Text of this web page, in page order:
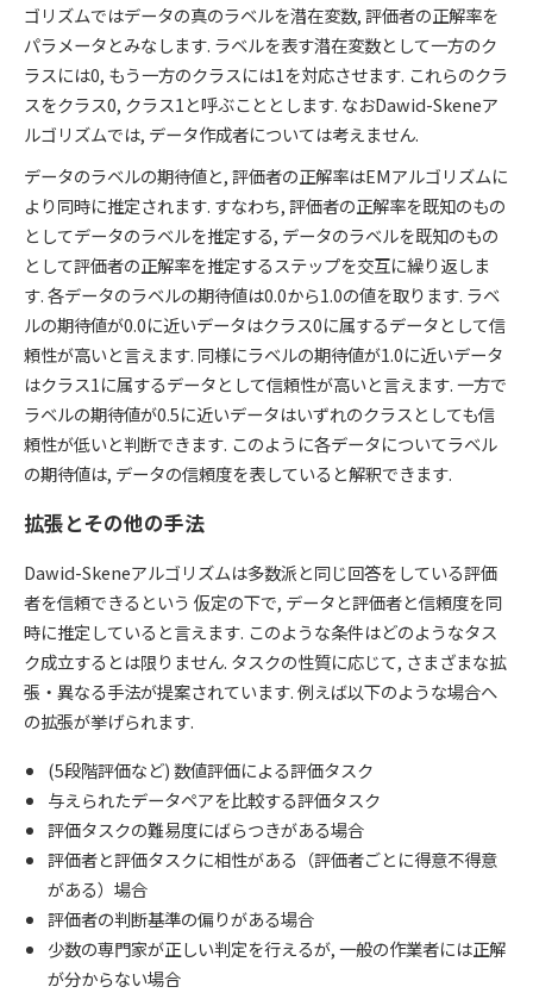
ゴリズムではデータの真のラベルを潜在変数, 評価者の正解率を
パラメータとみなします. ラベルを表す潜在変数として一方のク
ラスには0, もう一方のクラスには1を対応させます. これらのクラ
スをクラス0, クラス1と呼ぶこととします. なおDawid-Skeneア
ルゴリズムでは, データ作成者については考えません.
データのラベルの期待値と, 評価者の正解率はEMアルゴリズムに
より同時に推定されます. すなわち, 評価者の正解率を既知のもの
としてデータのラベルを推定する, データのラベルを既知のもの
として評価者の正解率を推定するステップを交互に繰り返しま
す. 各データのラベルの期待値は0.0から1.0の値を取ります. ラベ
ルの期待値が0.0に近いデータはクラス0に属するデータとして信
頼性が高いと言えます. 同様にラベルの期待値が1.0に近いデータ
はクラス1に属するデータとして信頼性が高いと言えます. 一方で
ラベルの期待値が0.5に近いデータはいずれのクラスとしても信
頼性が低いと判断できます. このように各データについてラベル
の期待値は, データの信頼度を表していると解釈できます.
拡張とその他の手法
Dawid-Skeneアルゴリズムは多数派と同じ回答をしている評価
者を信頼できるという 仮定の下で, データと評価者と信頼度を同
時に推定していると言えます. このような条件はどのようなタス
ク成立するとは限りません. タスクの性質に応じて, さまざまな拡
張・異なる手法が提案されています. 例えば以下のような場合へ
の拡張が挙げられます.
(5段階評価など) 数値評価による評価タスク
与えられたデータペアを比較する評価タスク
評価タスクの難易度にばらつきがある場合
評価者と評価タスクに相性がある（評価者ごとに得意不得意
がある）場合
評価者の判断基準の偏りがある場合
少数の専門家が正しい判定を行えるが, 一般の作業者には正解
が分からない場合